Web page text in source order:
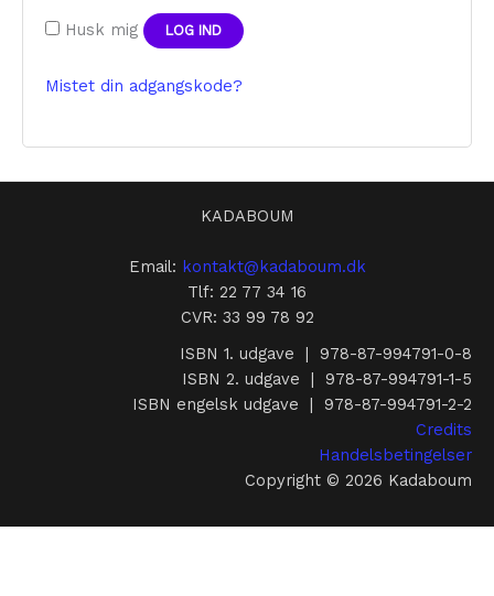
Husk mig LOG IND
Mistet din adgangskode?
KADABOUM
Email: kontakt@kadaboum.dk
Tlf: 22 77 34 16
CVR: 33 99 78 92
ISBN 1. udgave | 978-87-994791-0-8
ISBN 2. udgave | 978-87-994791-1-5
ISBN engelsk udgave | 978-87-994791-2-2
Credits
Handelsbetingelser
Copyright © 2026 Kadaboum